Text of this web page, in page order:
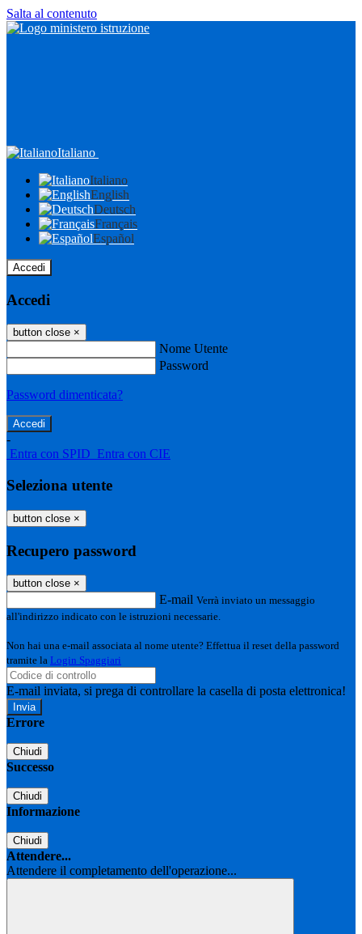
Salta al contenuto
Italiano
Italiano
English
Deutsch
Français
Español
Accedi
Accedi
button close ×
Nome Utente
Password
Password dimenticata?
-
Entra con SPID Entra con CIE
Seleziona utente
button close ×
Recupero password
button close ×
E-mail Verrà inviato un messaggio
all'indirizzo indicato con le istruzioni necessarie.
Non hai una e-mail associata al nome utente? Effettua il reset della password
tramite la Login Spaggiari
E-mail inviata, si prega di controllare la casella di posta elettronica!
Errore
Chiudi
Successo
Chiudi
Informazione
Chiudi
Attendere...
Attendere il completamento dell'operazione...